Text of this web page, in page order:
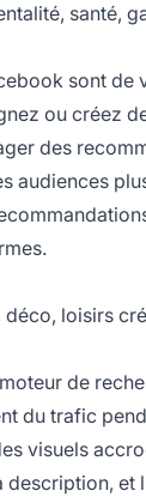
santé,
sont de
ou créez
des
audiences
déco, loisirs
de
du trafic
visuels
description, et